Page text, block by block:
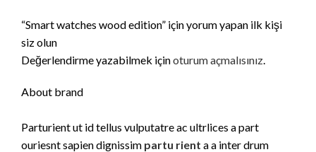
“Smart watches wood edition” için yorum yapan ilk kişi
siz olun
Değerlendirme yazabilmek içinoturum açmalısınız
About brand
Parturient ut id tellus vulputatre ac ultrlices a part
ouriesnt sapien dignissim partu rient a a inter drum